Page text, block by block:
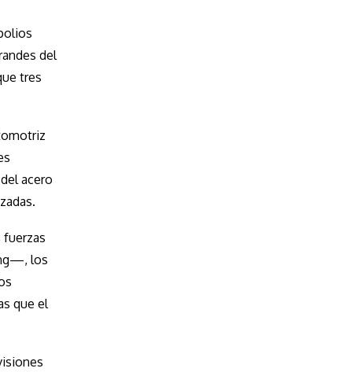
del
tres
acero
los
que el